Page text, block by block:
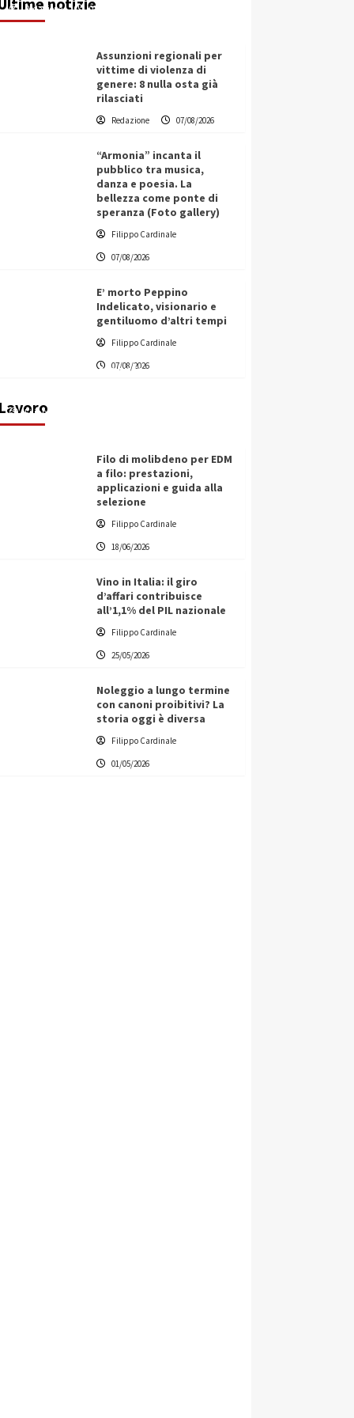
Redazione 07/08/2026
Assunzioni regionali per
vittime di violenza di
genere: 8 nulla osta già
rilasciati
Redazione 07/08/2026
“Armonia” incanta il
pubblico tra musica,
danza e poesia. La
bellezza come ponte di
speranza (Foto gallery)
Filippo Cardinale
07/08/2026
E’ morto Peppino
Indelicato, visionario e
gentiluomo d’altri tempi
Filippo Cardinale
07/08/2026
Lavoro
L’ingegnere saccense Buscarnera
partner chiave di un progetto
transnazionale per la transizione
Filippo Cardinale
Filo di molibdeno per EDM
a filo: prestazioni,
applicazioni e guida alla
selezione
Filippo Cardinale
18/06/2026
Vino in Italia: il giro
d’affari contribuisce
all’1,1% del PIL nazionale
Filippo Cardinale
25/05/2026
Noleggio a lungo termine
con canoni proibitivi? La
storia oggi è diversa
Filippo Cardinale
01/05/2026